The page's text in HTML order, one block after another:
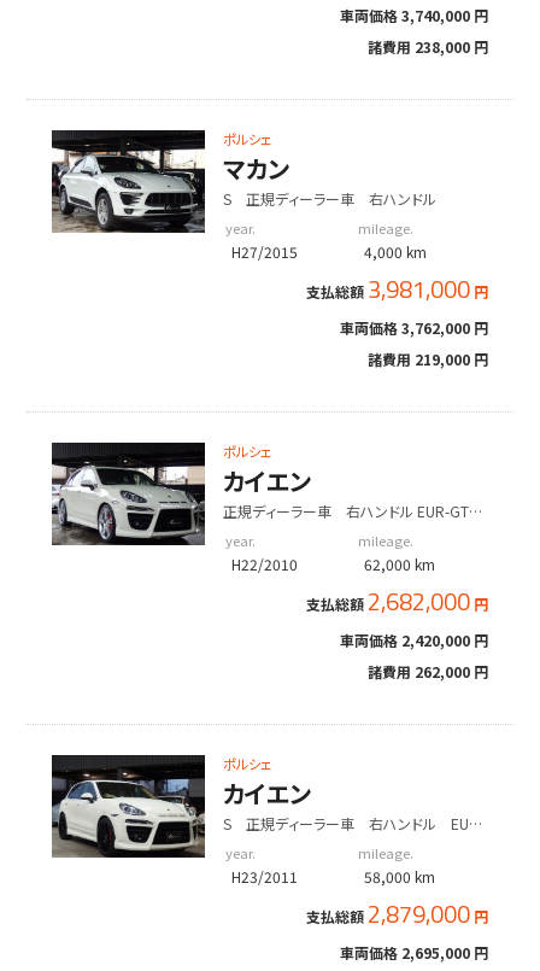
車両価格3,740,000 円
諸費用 238,000 円
ポルシェ
マカン
S 正規ディーラー車 右ハンドル
year.
H27/2015
mileage.
4,000 km
支払総額 3,981,000 円
車両価格3,762,000 円
諸費用 219,000 円
ポルシェ
カイエン
正規ディーラー車 右ハンドル EUR-GTエ
アルミ
year.
H22/2010
mileage.
62,000 km
支払総額 2,682,000 円
車両価格 2,420,000 円
諸費用 262,000 円
ポルシェ
カイエン
S 正規ディーラー車 右ハンドル EUR-
year.
H23/2011
mileage.
58,000 km
支払総額 2,879,000 円
車両価格 2,695,000 円